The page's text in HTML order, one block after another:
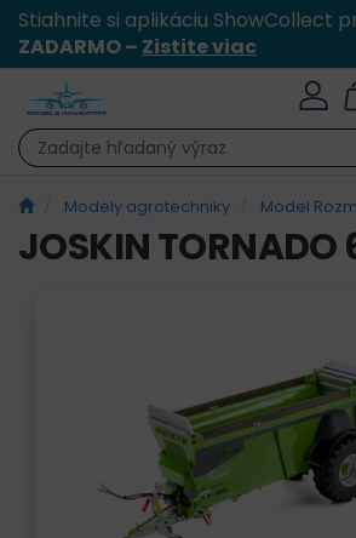
Stiahnite si aplikáciu ShowCollect
ZADARMO – Zistite viac
Modely agrotechniky Model
JOSKIN TORNADO